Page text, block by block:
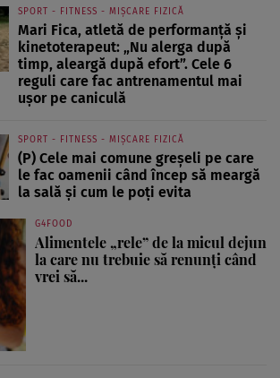
SPORT - FITNESS - MIȘCARE FIZICĂ
Mari Fica, atletă de performanță și
kinetoterapeut: „Nu alerga după
timp, aleargă după efort”. Cele 6
reguli care fac antrenamentul mai
ușor pe caniculă
SPORT - FITNESS - MIȘCARE FIZICĂ
(P) Cele mai comune greșeli pe care
le fac oamenii când încep să meargă
la sală și cum le poți evita
G4FOOD
Alimentele „rele” de la micul dejun
la care nu trebuie să renunți când
vrei să...